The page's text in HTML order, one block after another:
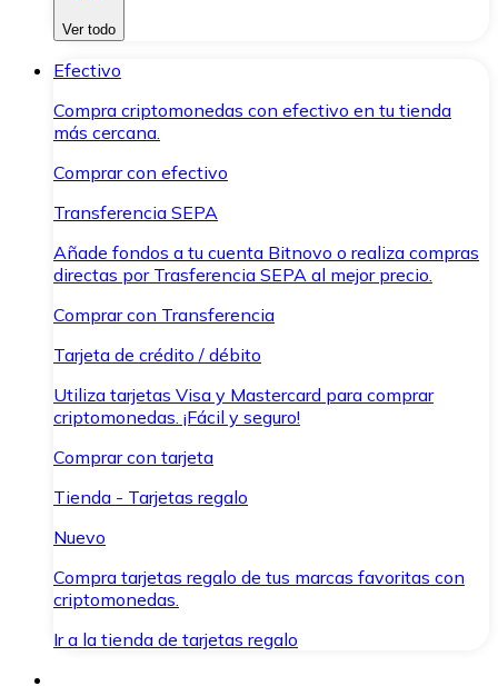
Ver todo
Efectivo
Compra criptomonedas con efectivo en tu tienda
más cercana.
Comprar con efectivo
Transferencia SEPA
Añade fondos a tu cuenta Bitnovo o realiza compras
directas por Trasferencia SEPA al mejor precio.
Comprar con Transferencia
Tarjeta de crédito / débito
Utiliza tarjetas Visa y Mastercard para comprar
criptomonedas. ¡Fácil y seguro!
Comprar con tarjeta
Tienda - Tarjetas regalo
Nuevo
Compra tarjetas regalo de tus marcas favoritas con
criptomonedas.
Ir a la tienda de tarjetas regalo